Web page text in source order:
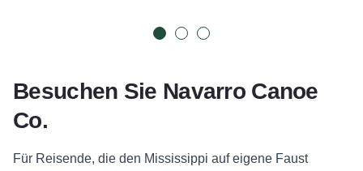
Besuchen Sie Navarro Canoe
Co.
Für Reisende, die den Mississippi auf eigene Faust